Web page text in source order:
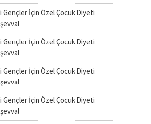
Gençler İçin Özel Çocuk Diyeti
şevval
Gençler İçin Özel Çocuk Diyeti
şevval
Gençler İçin Özel Çocuk Diyeti
şevval
Gençler İçin Özel Çocuk Diyeti
şevval